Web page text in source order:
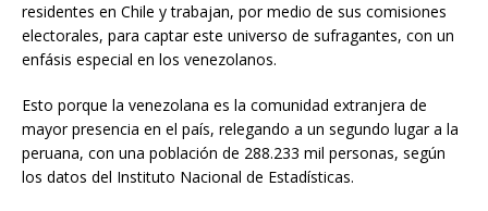
residentes en Chile y trabajan, por medio de sus comisiones
electorales, para captar este universo de sufragantes, con un
enfásis especial en los venezolanos.
Esto porque la venezolana es la comunidad extranjera de
mayor presencia en el país, relegando a un segundo lugar a la
peruana, con una población de 288.233 mil personas, según
los datos del Instituto Nacional de Estadísticas.